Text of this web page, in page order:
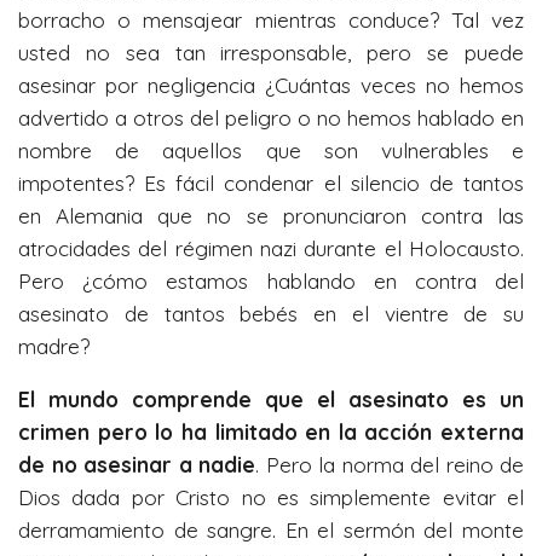
borracho o mensajear mientras conduce? Tal vez
usted no sea tan irresponsable, pero se puede
asesinar por negligencia ¿Cuántas veces no hemos
advertido a otros del peligro o no hemos hablado en
nombre de aquellos que son vulnerables e
impotentes? Es fácil condenar el silencio de tantos
en Alemania que no se pronunciaron contra las
atrocidades del régimen nazi durante el Holocausto.
Pero ¿cómo estamos hablando en contra del
asesinato de tantos bebés en el vientre de su
madre?
El mundo comprende que el asesinato es un
crimen pero lo ha limitado en la acción externa
de no asesinar a nadie. Pero la norma del reino de
Dios dada por Cristo no es simplemente evitar el
derramamiento de sangre. En el sermón del monte